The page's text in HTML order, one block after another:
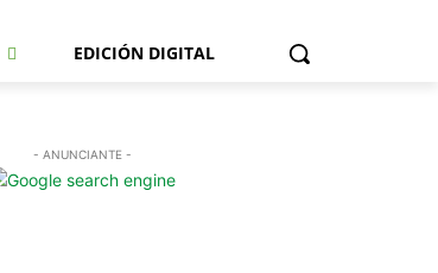
EDICIÓN DIGITAL
- ANUNCIANTE -